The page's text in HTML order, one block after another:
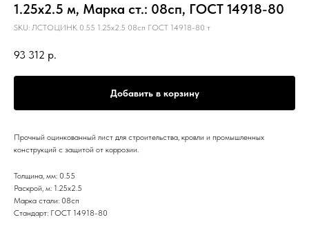
1.25х2.5 м, Марка ст.: 08сп, ГОСТ 14918-80
SKU: ЛСТОЦИНК 0.55 1.25х2.5 08сп ГОСТ 14918-80 т
93 312 р.
Добавить в корзину
Прочный оцинкованный лист для строительства, кровли и промышленных
конструкций с защитой от коррозии.
Толщина, мм: 0.55
Раскрой, м: 1.25х2.5
Марка стали: 08сп
Стандарт: ГОСТ 14918-80